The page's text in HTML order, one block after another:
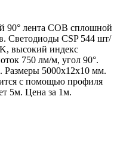
90° лента COB сплошной
Светодиоды CSP 544 шт/
высокий индекс
750 лм/м, угол 90°.
5000х12х10 мм.
с помощью профиля
5м. Цена за 1м.